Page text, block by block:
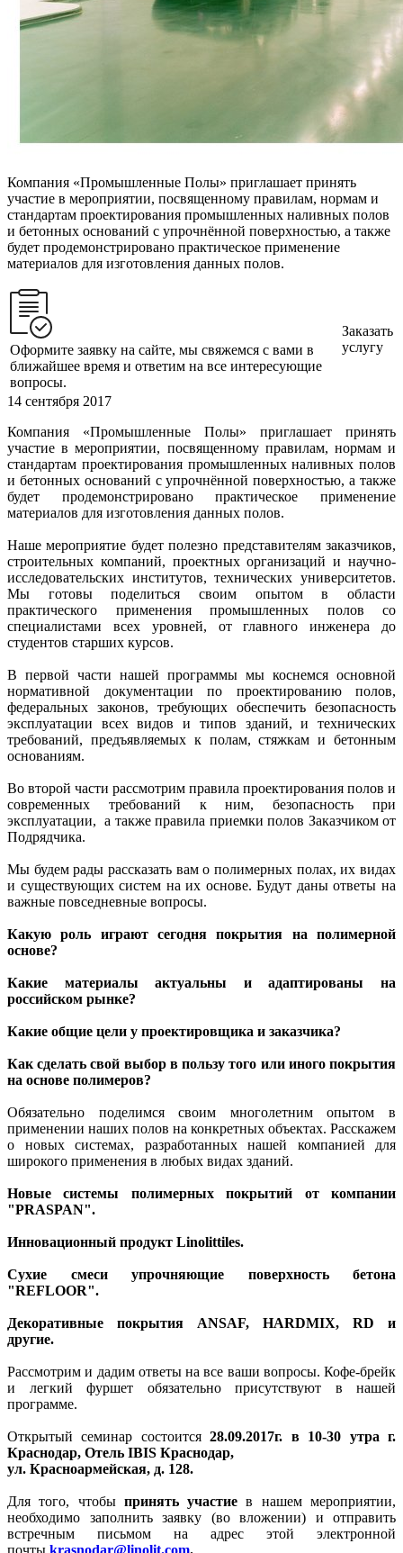
Компания «Промышленные Полы» приглашает принять
участие в мероприятии, посвященному правилам, нормам и
стандартам проектирования промышленных наливных полов
и бетонных оснований с упрочнённой поверхностью, а также
будет продемонстрировано практическое применение
материалов для изготовления данных полов.
Оформите заявку на сайте, мы свяжемся с вами в
ближайшее время и ответим на все интересующие
вопросы.
Заказать
услугу
14 сентября 2017
Компания «Промышленные Полы» приглашает принять
участие в мероприятии, посвященному правилам, нормам и
стандартам проектирования промышленных наливных полов
и бетонных оснований с упрочнённой поверхностью, а также
будет продемонстрировано практическое применение
материалов для изготовления данных полов.
Наше мероприятие будет полезно представителям заказчиков,
строительных компаний, проектных организаций и научно-
исследовательских институтов, технических университетов.
Мы готовы поделиться своим опытом в области
практического применения промышленных полов со
специалистами всех уровней, от главного инженера до
студентов старших курсов.
В первой части нашей программы мы коснемся основной
нормативной документации по проектированию полов,
федеральных законов, требующих обеспечить безопасность
эксплуатации всех видов и типов зданий, и технических
требований, предъявляемых к полам, стяжкам и бетонным
основаниям.
Во второй части рассмотрим правила проектирования полов и
современных требований к ним, безопасность при
эксплуатации, а также правила приемки полов Заказчиком от
Подрядчика.
Мы будем рады рассказать вам о полимерных полах, их видах
и существующих систем на их основе. Будут даны ответы на
важные повседневные вопросы.
Какую роль играют сегодня покрытия на полимерной
основе?
Какие материалы актуальны и адаптированы на
российском рынке?
Какие общие цели у проектировщика и заказчика?
Как сделать свой выбор в пользу того или иного покрытия
на основе полимеров?
Обязательно поделимся своим многолетним опытом в
применении наших полов на конкретных объектах. Расскажем
о новых системах, разработанных нашей компанией для
широкого применения в любых видах зданий.
Новые системы полимерных покрытий от компании
"PRASPAN".
Инновационный продукт Linolittiles.
Сухие смеси упрочняющие поверхность бетона
"REFLOOR".
Декоративные покрытия ANSAF, HARDMIX, RD и
другие.
Рассмотрим и дадим ответы на все ваши вопросы. Кофе-брейк
и легкий фуршет обязательно присутствуют в нашей
программе.
Открытый семинар состоится28.09.2017г. в 10-30 утра г.
Краснодар, Отель IBIS Краснодар,
ул. Красноармейская, д. 128.
Для того, чтобы принять участие в нашем мероприятии,
необходимо заполнить заявку (во вложении) и отправить
встречным письмом на адрес этой электронной
почты krasnodar@linolit.com.